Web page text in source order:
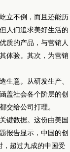
立不倒，而且还能历
人们追求美好生活的
质的产品，与营销人
体验。其次，为营销
意。从研发生产、
盖社会各个阶层的创
交给公司打理。
键数据。这份由美国
报告显示，中国的创
，超过九成的中国受